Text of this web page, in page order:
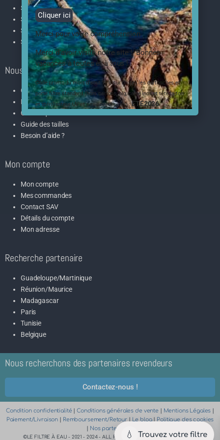
Supprimer le calcaire
Supprimer les polluants
Supprimer les sédiments
Supprimer les bactéries
Nous pour vous
Contactez-nous
Produit sur mesure ?
Grosse quantité
Guide des tailles
Besoin d’aide ?
Mon compte
Mon compte
Mes commandes
Contact SAV
Détails du compte
Mon adresse
Recherche partenaire
Guadeloupe/Martinique
Réunion/Maurice
Madagascar
Paris
Tunisie
Belgique
Nous recherchons des partenaires revendeurs
Contactez-nous !
Condition confidentialité|Conditions générales de vente| Mentions Légales |
Paiement/Livraison | Remboursement/Retour | Le blog| Politique des cookies
| Nos partenaires
©LE FILTRE À EAU - 2021 - 2024 - ALL RIGHTS RESERVED | SITE CRÉÉ PAR
💧 Trouvez votre filtre
Cliquer ici
Merci pour votre compréhension
Merci d’avoir visité notre site ! Bonnes
vacances à toutes et à tous !
Code promo du mois d’aout 10% sur toutes les cartouches et
porte filtre standard (hors cartons, big, carte inox et tête laiton
et stérilisateur UV et ses accessoires) :ÉTÉ2026